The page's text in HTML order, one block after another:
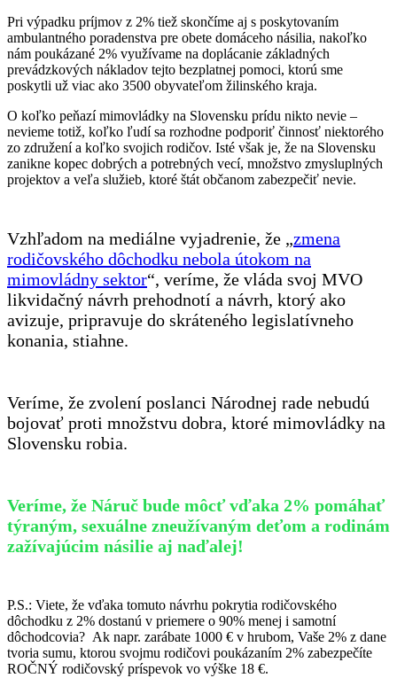
Pri výpadku príjmov z 2% tiež skončíme aj s poskytovaním
ambulantného poradenstva pre obete domáceho násilia, nakoľko
nám poukázané 2% využívame na doplácanie základných
prevádzkových nákladov tejto bezplatnej pomoci, ktorú sme
poskytli už viac ako 3500 obyvateľom žilinského kraja.
O koľko peňazí mimovládky na Slovensku prídu nikto nevie –
nevieme totiž, koľko ľudí sa rozhodne podporiť činnosť niektorého
zo združení a koľko svojich rodičov. Isté však je, že na Slovensku
zanikne kopec dobrých a potrebných vecí, množstvo zmysluplných
projektov a veľa služieb, ktoré štát občanom zabezpečiť nevie.
Vzhľadom na mediálne vyjadrenie, že „zmena
rodičovského dôchodku nebola útokom na
mimovládny sektor“, veríme, že vláda svoj MVO
likvidačný návrh prehodnotí a návrh, ktorý ako
avizuje, pripravuje do skráteného legislatívneho
konania, stiahne.
Veríme, že zvolení poslanci Národnej rade nebudú
bojovať proti množstvu dobra, ktoré mimovládky na
Slovensku robia.
Veríme, že Náruč bude môcť vďaka 2% pomáhať
týraným, sexuálne zneužívaným deťom a rodinám
zažívajúcim násilie aj naďalej!
P.S.: Viete, že vďaka tomuto návrhu pokrytia rodičovského
dôchodku z 2% dostanú v priemere o 90% menej i samotní
dôchodcovia? Ak napr. zarábate 1000 € v hrubom, Vaše 2% z dane
tvoria sumu, ktorou svojmu rodičovi poukázaním 2% zabezpečíte
ROČNÝ rodičovský príspevok vo výške 18 €.